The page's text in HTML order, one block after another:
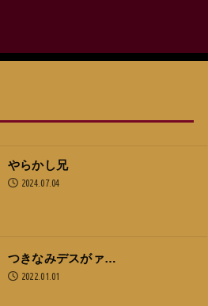
やらかし兄
2024.07.04
つきなみデスがァ…
2022.01.01